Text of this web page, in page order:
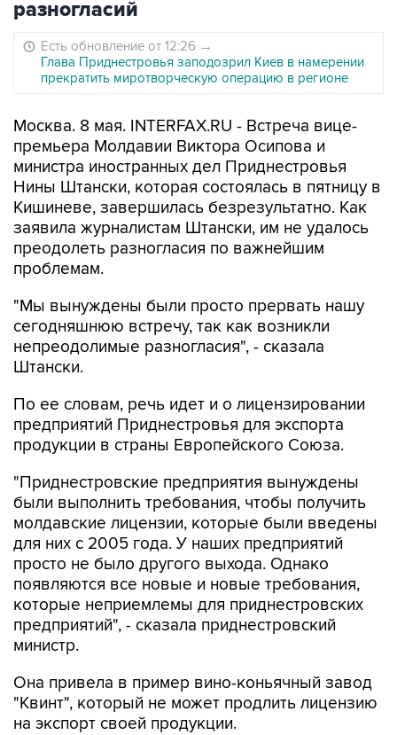
разногласий
Есть обновление от 12:26 →
Глава Приднестровья заподозрил Киев в намерении
прекратить миротворческую операцию в регионе
Москва. 8 мая. INTERFAX.RU - Встреча вице-
премьера Молдавии Виктора Осипова и
министра иностранных дел Приднестровья
Нины Штански, которая состоялась в пятницу в
Кишиневе, завершилась безрезультатно. Как
заявила журналистам Штански, им не удалось
преодолеть разногласия по важнейшим
проблемам.
"Мы вынуждены были просто прервать нашу
сегодняшнюю встречу, так как возникли
непреодолимые разногласия", - сказала
Штански.
По ее словам, речь идет и о лицензировании
предприятий Приднестровья для экспорта
продукции в страны Европейского Союза.
"Приднестровские предприятия вынуждены
были выполнить требования, чтобы получить
молдавские лицензии, которые были введены
для них с 2005 года. У наших предприятий
просто не было другого выхода. Однако
появляются все новые и новые требования,
которые неприемлемы для приднестровских
предприятий", - сказала приднестровский
министр.
Она привела в пример вино-коньячный завод
"Квинт", который не может продлить лицензию
на экспорт своей продукции.